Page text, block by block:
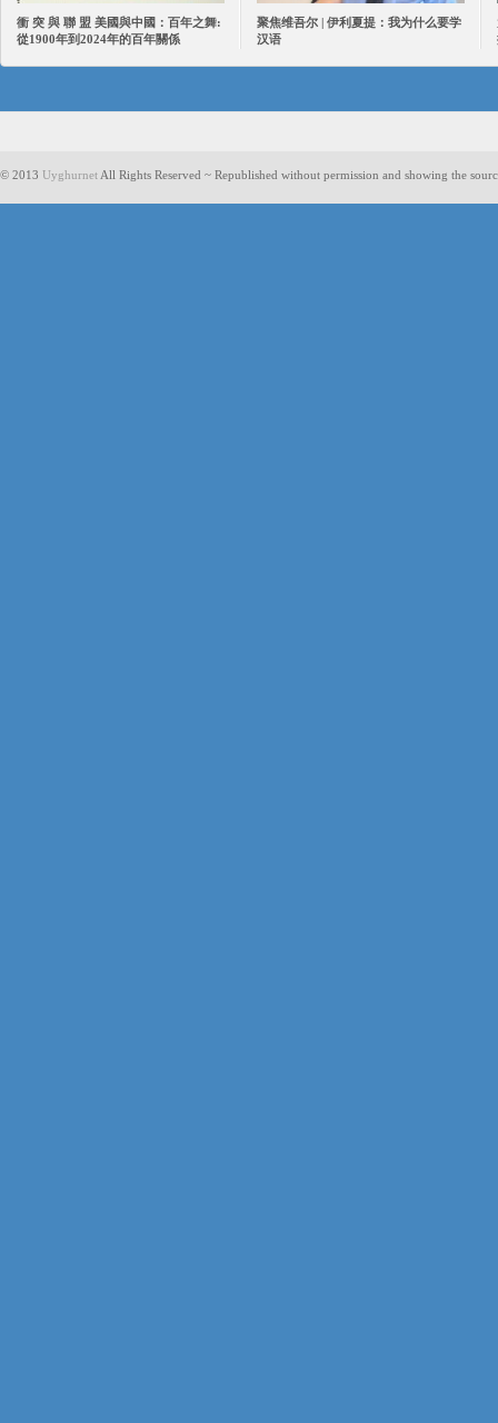
衝 突 與 聯 盟 美國與中國：百年之舞:
從1900年到2024年的百年關係
聚焦维吾尔 | 伊利夏提：我为什么要学
汉语
© 2013 Uyghurnet All Rights Reserved ~ Republished without permission and showing the